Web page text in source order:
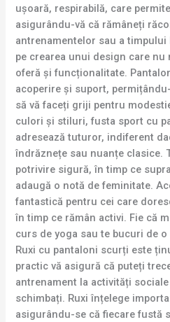
ușoară, respirabilă, care
asigurându-vă că rămâneți
antrenamentelor sau a
pe crearea unui design care nu
oferă și funcționalitate.
acoperire și suport,
să vă faceți griji pentru
culori și stiluri, fusta sport cu
adresează tuturor, indiferent
îndrăznețe sau nuanțe clasice.
potrivire sigură, în timp ce
adaugă o notă de feminitate.
fantastică pentru cei care
în timp ce rămân activi. Fie că
curs de yoga sau te bucuri de
Ruxi cu pantaloni scurți este
practic vă asigură că puteți
antrenament la activități
schimbați. Ruxi înțelege
asigurându-se că fiecare fustă